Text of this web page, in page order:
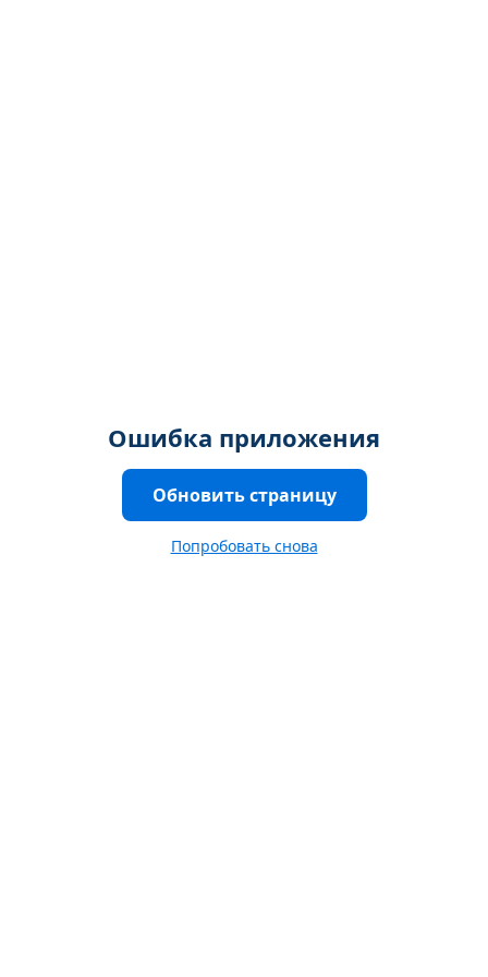
Ошибка приложения
Обновить страницу
Попробовать снова